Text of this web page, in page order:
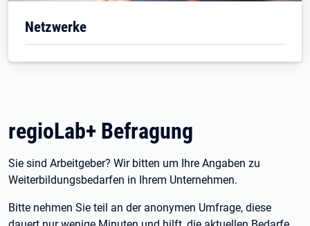
Netzwerke
regioLab+ Befragung
Sie sind Arbeitgeber? Wir bitten um Ihre Angaben zu
Weiterbildungsbedarfen in Ihrem Unternehmen.
Bitte nehmen Sie teil an der anonymen Umfrage, diese